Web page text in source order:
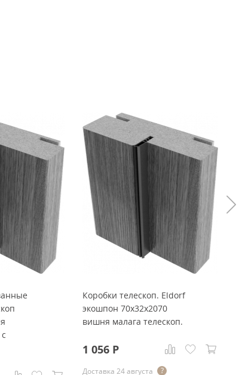
Коробки телескоп. Eldorf
экошпон 70x32x2070
вишня малага телескоп.
1 056 Р
Доставка 24 августа